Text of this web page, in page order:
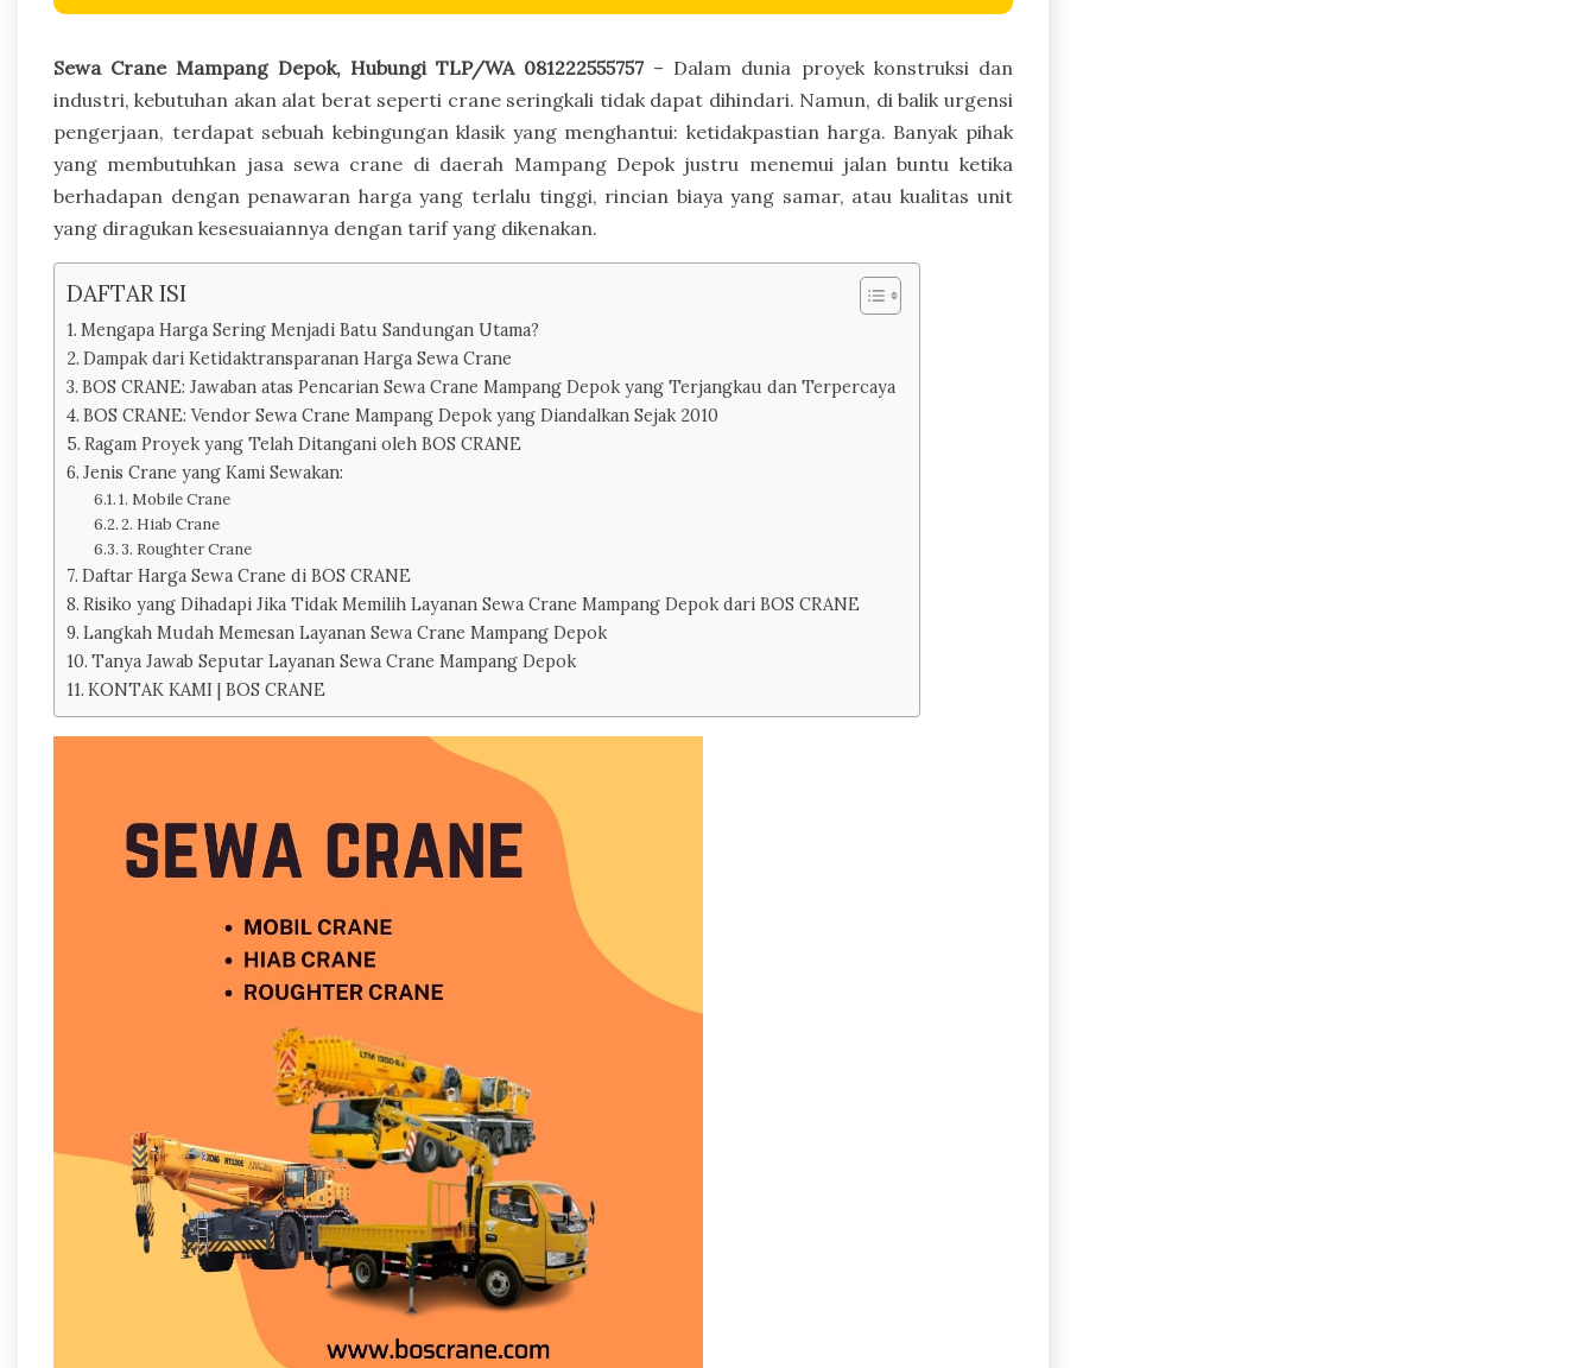
Sewa Crane Mampang Depok, Hubungi TLP/WA 081222555757– Dalam dunia proyek konstruksi dan
industri, kebutuhan akan alat berat seperti crane seringkali tidak dapat dihindari. Namun, di balik urgensi
pengerjaan, terdapat sebuah kebingungan klasik yang menghantui: ketidakpastian harga. Banyak pihak
yang membutuhkan jasa sewa crane di daerah Mampang Depok justru menemui jalan buntu ketika
berhadapan dengan penawaran harga yang terlalu tinggi, rincian biaya yang samar, atau kualitas unit
yang diragukan kesesuaiannya dengan tarif yang dikenakan.
DAFTAR ISI
Mengapa Harga Sering Menjadi Batu Sandungan Utama?
Dampak dari Ketidaktransparanan Harga Sewa Crane
BOS CRANE: Jawaban atas Pencarian Sewa Crane Mampang Depok yang Terjangkau dan Terpercaya
BOS CRANE: Vendor Sewa Crane Mampang Depok yang Diandalkan Sejak 2010
Ragam Proyek yang Telah Ditangani oleh BOS CRANE
Jenis Crane yang Kami Sewakan:
1. Mobile Crane
2. Hiab Crane
3. Roughter Crane
Daftar Harga Sewa Crane di BOS CRANE
Risiko yang Dihadapi Jika Tidak Memilih Layanan Sewa Crane Mampang Depok dari BOS CRANE
Langkah Mudah Memesan Layanan Sewa Crane Mampang Depok
Tanya Jawab Seputar Layanan Sewa Crane Mampang Depok
KONTAK KAMI | BOS CRANE